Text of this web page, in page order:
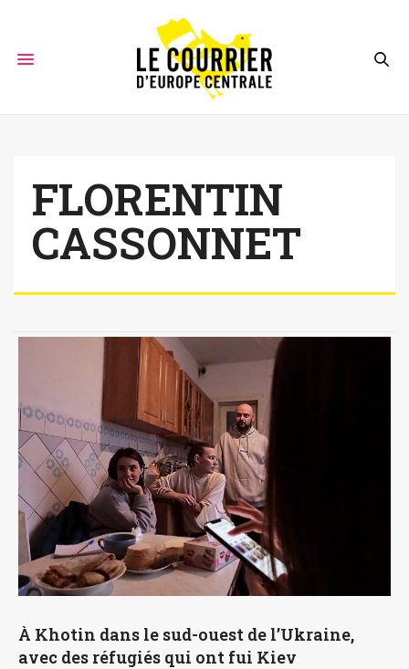
FLORENTIN
CASSONNET
À Khotin dans le sud-ouest de l’Ukraine,
avec des réfugiés qui ont fui Kiev